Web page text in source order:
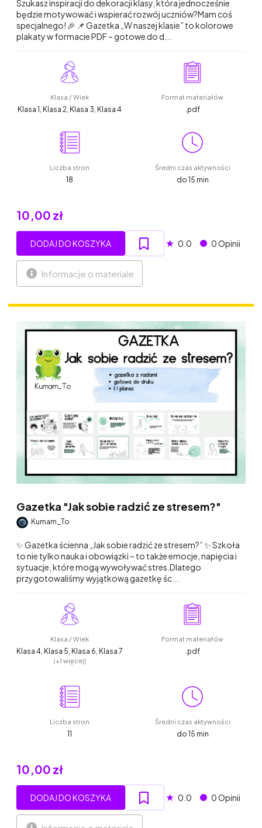
Szukasz inspiracji do dekoracji klasy, która jednocześnie
będzie motywować i wspierać rozwój uczniów?Mam coś
specjalnego! 🎉 📌 Gazetka „W naszej klasie” to kolorowe
plakaty w formacie PDF – gotowe do d...
Klasa / Wiek
Klasa 1, Klasa 2, Klasa 3, Klasa 4
Format materiałów
.pdf
Liczba stron
18
Średni czas aktywności
do 15 min
10,00 zł
DODAJ DO KOSZYKA ★ 0.0 0 Opinii
Informacje o materiale
Gazetka "Jak sobie radzić ze stresem?"
Kumam_To
✨ Gazetka ścienna „Jak sobie radzić ze stresem?” ✨ Szkoła
to nie tylko nauka i obowiązki – to także emocje, napięcia i
sytuacje, które mogą wywoływać stres.Dlatego
przygotowaliśmy wyjątkową gazetkę śc...
Klasa / Wiek
Klasa 4, Klasa 5, Klasa 6, Klasa 7
(+1 więcej)
Format materiałów
.pdf
Liczba stron
11
Średni czas aktywności
do 15 min
10,00 zł
DODAJ DO KOSZYKA ★ 0.0 0 Opinii